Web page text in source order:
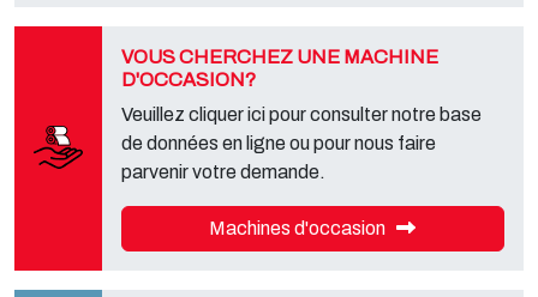
télécharger ces informations à partir de la page "confidentialité" de
VOUS CHERCHEZ UNE MACHINE
D'OCCASION?
Veuillez cliquer ici pour consulter notre base
de données en ligne ou pour nous faire
parvenir votre demande.
Machines d'occasion